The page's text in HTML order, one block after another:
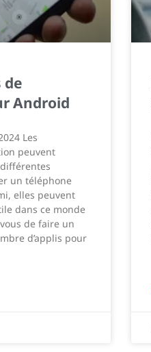
de
Android
Les
peuvent
un téléphone
elles peuvent
dans ce monde
de faire un
d’applis pour